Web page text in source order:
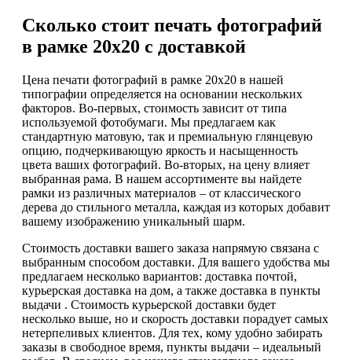
Сколько стоит печать фотографий
в рамке 20х20 с доставкой
Цена печати фотографий в рамке 20х20 в нашей
типографии определяется на основании нескольких
факторов. Во-первых, стоимость зависит от типа
используемой фотобумаги. Мы предлагаем как
стандартную матовую, так и премиальную глянцевую
опцию, подчеркивающую яркость и насыщенность
цвета ваших фотографий. Во-вторых, на цену влияет
выбранная рама. В нашем ассортименте вы найдете
рамки из различных материалов – от классического
дерева до стильного металла, каждая из которых добавит
вашему изображению уникальный шарм.
Стоимость доставки вашего заказа напрямую связана с
выбранным способом доставки. Для вашего удобства мы
предлагаем несколько вариантов: доставка почтой,
курьерская доставка на дом, а также доставка в пункты
выдачи . Стоимость курьерской доставки будет
несколько выше, но и скорость доставки порадует самых
нетерпеливых клиентов. Для тех, кому удобно забирать
заказы в свободное время, пункты выдачи – идеальный